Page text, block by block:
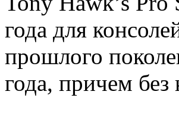
года для
прошлого
года, причем